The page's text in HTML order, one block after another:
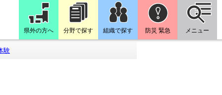
県外の方へ 分野で探す 組織で探す 防災 緊急 メニュー
験